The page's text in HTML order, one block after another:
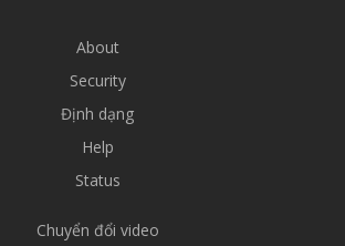
About
Security
Định dạng
Help
Status
Chuyển đổi video